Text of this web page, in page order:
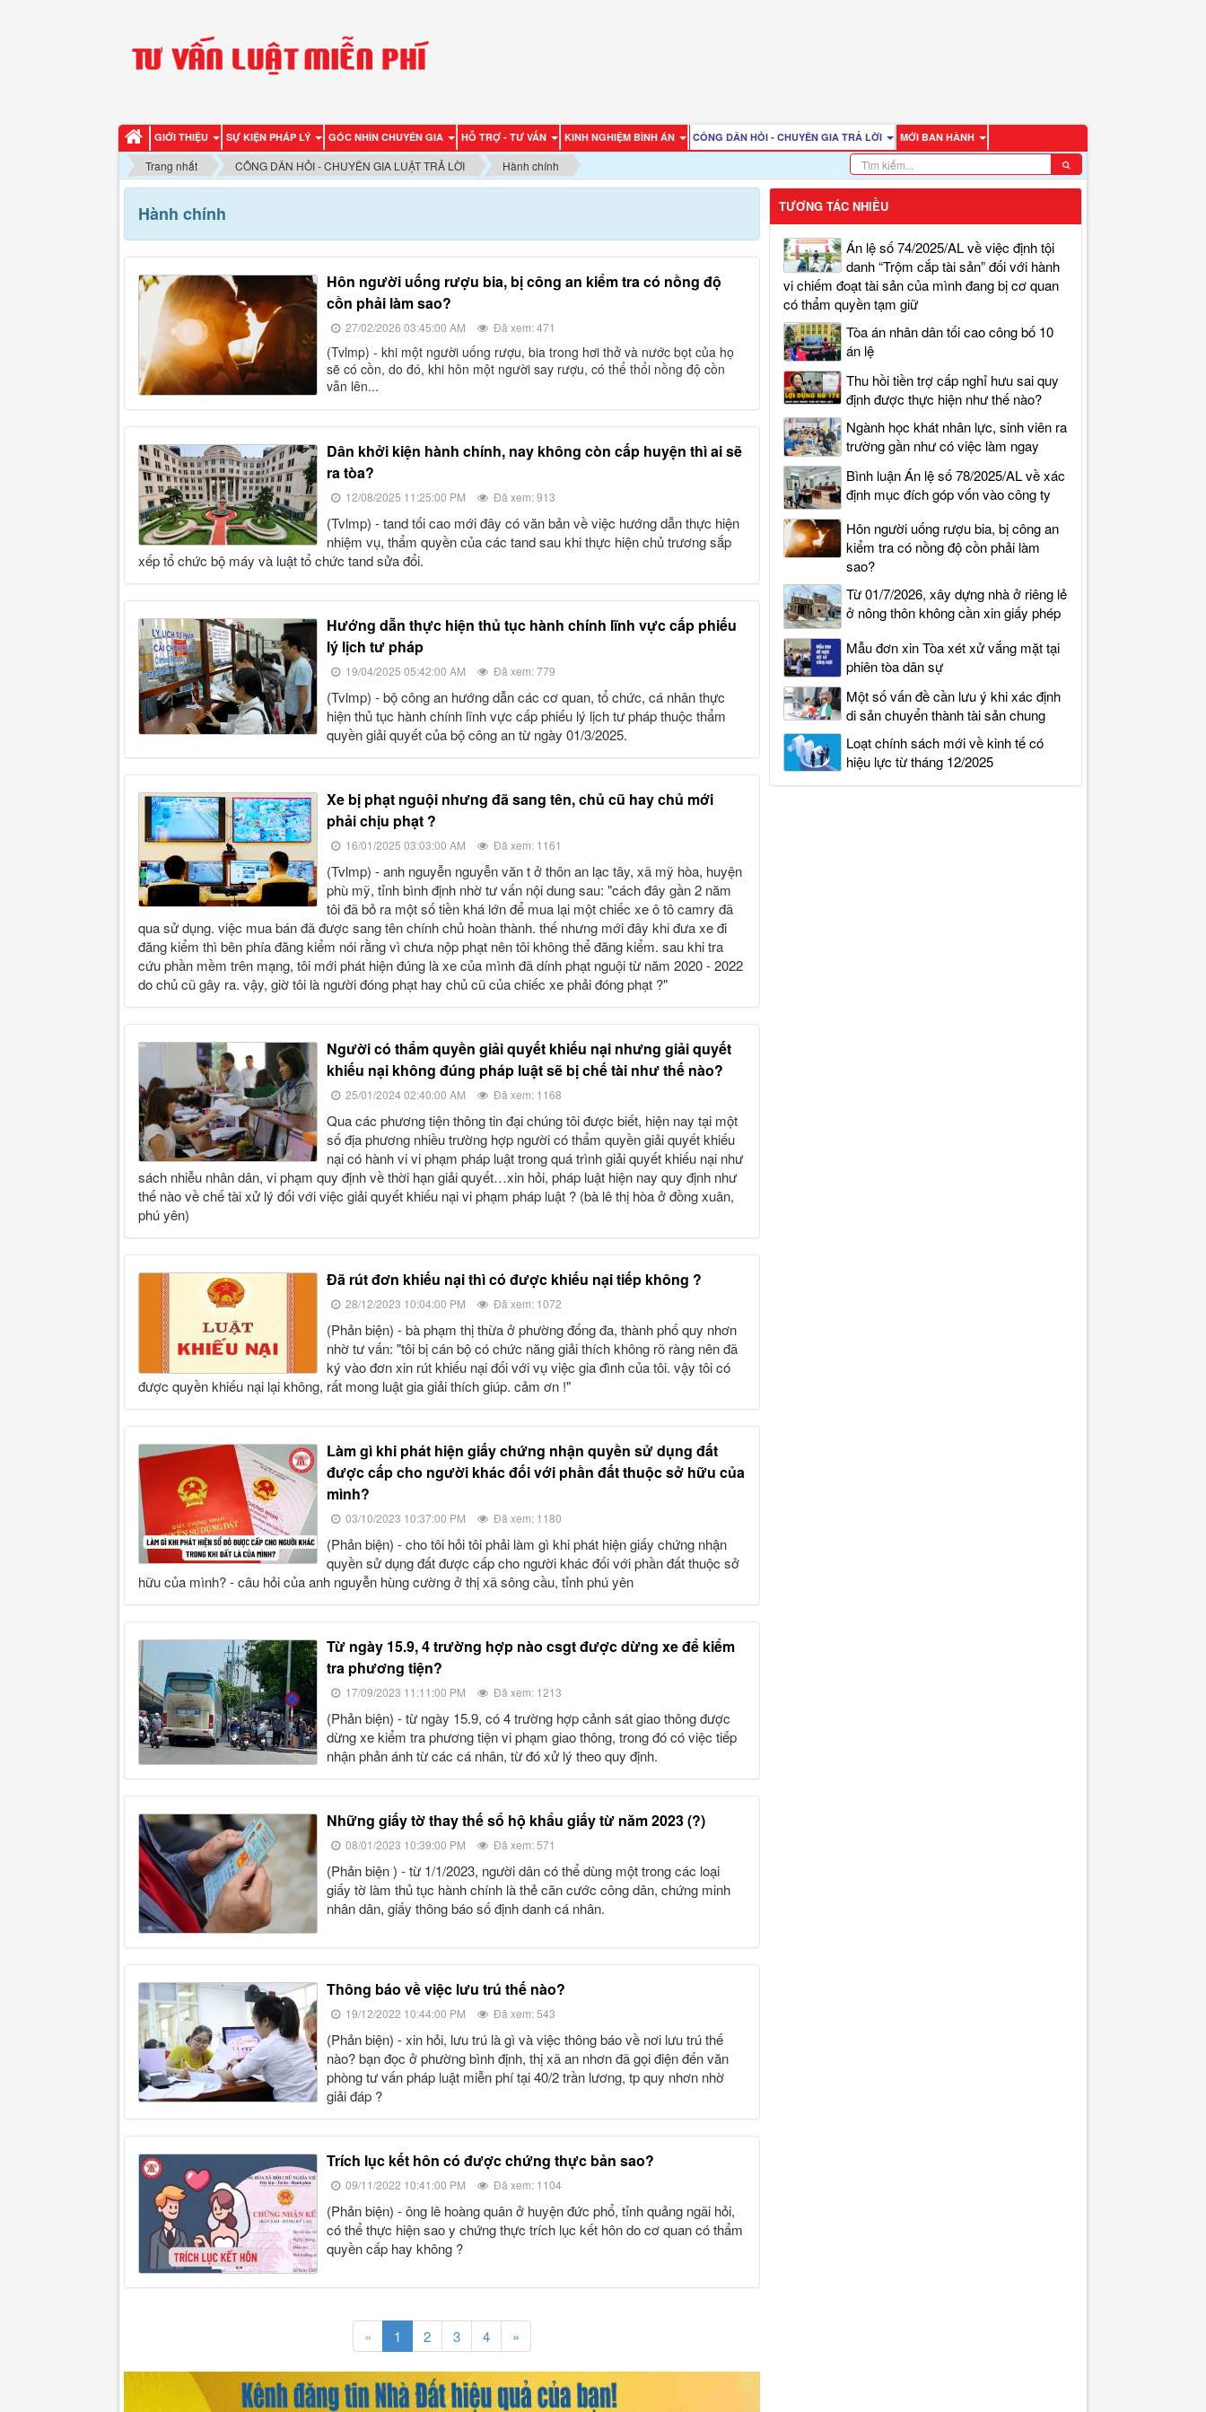
GIỚI THIỆU SỰ KIỆN PHÁP LÝ GÓC NHÌN CHUYÊN GIA HỖ TRỢ - TƯ VẤN KINH NGHIỆM BÌNH ÁN CÔNG DÂN HỎI - CHUYÊN GIA TRẢ LỜI MỚI BAN HÀNH
Trang nhất CÔNG DÂN HỎI - CHUYÊN GIA LUẬT TRẢ LỜI Hành chính
Hành chính
hôn người uống rượu bia, bị công an kiểm tra có nồng độ
cồn phải làm sao?
27/02/2026 03:45:00 AM Đã xem: 471
(tvlmp) - khi một người uống rượu, bia trong hơi thở và nước bọt của họ
sẽ có cồn, do đó, khi hôn một người say rượu, có thể thổi nồng độ cồn
vẫn lên...
dân khởi kiện hành chính, nay không còn cấp huyện thì ai sẽ
ra tòa?
12/08/2025 11:25:00 PM Đã xem: 913
(tvlmp) - tand tối cao mới đây có văn bản về việc hướng dẫn thực hiện
nhiệm vụ, thẩm quyền của các tand sau khi thực hiện chủ trương sắp
xếp tổ chức bộ máy và luật tổ chức tand sửa đổi.
hướng dẫn thực hiện thủ tục hành chính lĩnh vực cấp phiếu
lý lịch tư pháp
19/04/2025 05:42:00 AM Đã xem: 779
(tvlmp) - bộ công an hướng dẫn các cơ quan, tổ chức, cá nhân thực
hiện thủ tục hành chính lĩnh vực cấp phiếu lý lịch tư pháp thuộc thẩm
quyền giải quyết của bộ công an từ ngày 01/3/2025.
xe bị phạt nguội nhưng đã sang tên, chủ cũ hay chủ mới
phải chịu phạt ?
16/01/2025 03:03:00 AM Đã xem: 1161
(tvlmp) - anh nguyễn nguyễn văn t ở thôn an lạc tây, xã mỹ hòa, huyện
phù mỹ, tỉnh bình định nhờ tư vấn nội dung sau: "cách đây gần 2 năm
tôi đã bỏ ra một số tiền khá lớn để mua lại một chiếc xe ô tô camry đã
qua sử dụng. việc mua bán đã được sang tên chính chủ hoàn thành. thế nhưng mới đây khi đưa xe đi
đăng kiểm thì bên phía đăng kiểm nói rằng vì chưa nộp phạt nên tôi không thể đăng kiểm. sau khi tra
cứu phần mềm trên mạng, tôi mới phát hiện đúng là xe của mình đã dính phạt nguội từ năm 2020 - 2022
do chủ cũ gây ra. vậy, giờ tôi là người đóng phạt hay chủ cũ của chiếc xe phải đóng phạt ?"
người có thẩm quyền giải quyết khiếu nại nhưng giải quyết
khiếu nại không đúng pháp luật sẽ bị chế tài như thế nào?
25/01/2024 02:40:00 AM Đã xem: 1168
qua các phương tiện thông tin đại chúng tôi được biết, hiện nay tại một
số địa phương nhiều trường hợp người có thẩm quyền giải quyết khiếu
nại có hành vi vi phạm pháp luật trong quá trình giải quyết khiếu nại như
sách nhiễu nhân dân, vi phạm quy định về thời hạn giải quyết…xin hỏi, pháp luật hiện nay quy định như
thế nào về chế tài xử lý đối với việc giải quyết khiếu nại vi phạm pháp luật ? (bà lê thị hòa ở đồng xuân,
phú yên)
đã rút đơn khiếu nại thì có được khiếu nại tiếp không ?
28/12/2023 10:04:00 PM Đã xem: 1072
(phản biện) - bà phạm thị thừa ở phường đống đa, thành phố quy nhơn
nhờ tư vấn: "tôi bị cán bộ có chức năng giải thích không rõ ràng nên đã
ký vào đơn xin rút khiếu nại đối với vụ việc gia đình của tôi. vậy tôi có
được quyền khiếu nại lại không, rất mong luật gia giải thích giúp. cảm ơn !"
làm gì khi phát hiện giấy chứng nhận quyền sử dụng đất
được cấp cho người khác đối với phần đất thuộc sở hữu của
mình?
03/10/2023 10:37:00 PM Đã xem: 1180
(phản biện) - cho tôi hỏi tôi phải làm gì khi phát hiện giấy chứng nhận
quyền sử dụng đất được cấp cho người khác đối với phần đất thuộc sở
hữu của mình? - câu hỏi của anh nguyễn hùng cường ở thị xã sông cầu, tỉnh phú yên
từ ngày 15.9, 4 trường hợp nào csgt được dừng xe để kiểm
tra phương tiện?
17/09/2023 11:11:00 PM Đã xem: 1213
(phản biện) - từ ngày 15.9, có 4 trường hợp cảnh sát giao thông được
dừng xe kiểm tra phương tiện vi phạm giao thông, trong đó có việc tiếp
nhận phản ánh từ các cá nhân, từ đó xử lý theo quy định.
những giấy tờ thay thế sổ hộ khẩu giấy từ năm 2023 (?)
08/01/2023 10:39:00 PM Đã xem: 571
(phản biện ) - từ 1/1/2023, người dân có thể dùng một trong các loại
giấy tờ làm thủ tục hành chính là thẻ căn cước công dân, chứng minh
nhân dân, giấy thông báo số định danh cá nhân.
thông báo về việc lưu trú thế nào?
19/12/2022 10:44:00 PM Đã xem: 543
(phản biện) - xin hỏi, lưu trú là gì và việc thông báo về nơi lưu trú thế
nào? bạn đọc ở phường bình định, thị xã an nhơn đã gọi điện đến văn
phòng tư vấn pháp luật miễn phí tại 40/2 trần lương, tp quy nhơn nhờ
giải đáp ?
trích lục kết hôn có được chứng thực bản sao?
09/11/2022 10:41:00 PM Đã xem: 1104
(phản biện) - ông lê hoàng quân ở huyện đức phổ, tỉnh quảng ngãi hỏi,
có thể thực hiện sao y chứng thực trích lục kết hôn do cơ quan có thẩm
quyền cấp hay không ?
« 1 2 3 4 »
TƯƠNG TÁC NHIỀU
Án lệ số 74/2025/AL về việc định tội
danh “Trộm cắp tài sản” đối với hành
vi chiếm đoạt tài sản của mình đang bị cơ quan
có thẩm quyền tạm giữ
Tòa án nhân dân tối cao công bố 10
án lệ
Thu hồi tiền trợ cấp nghỉ hưu sai quy
định được thực hiện như thế nào?
Ngành học khát nhân lực, sinh viên ra
trường gần như có việc làm ngay
Bình luận Án lệ số 78/2025/AL về xác
định mục đích góp vốn vào công ty
Hôn người uống rượu bia, bị công an
kiểm tra có nồng độ cồn phải làm
sao?
Từ 01/7/2026, xây dựng nhà ở riêng lẻ
ở nông thôn không cần xin giấy phép
Mẫu đơn xin Tòa xét xử vắng mặt tại
phiên tòa dân sự
Một số vấn đề cần lưu ý khi xác định
di sản chuyển thành tài sản chung
Loạt chính sách mới về kinh tế có
hiệu lực từ tháng 12/2025